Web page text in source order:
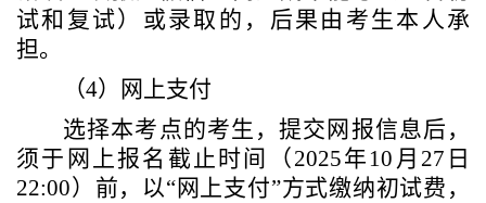
试和复试）或录取的，后果由考生本人承
担。
（4）
网上支付
选择本考点的考生，提交网报信息后，
须于网上报名截止时间（ 2025年 10月 27 日
22:00）前，以“网上支付”方式缴纳初试费，